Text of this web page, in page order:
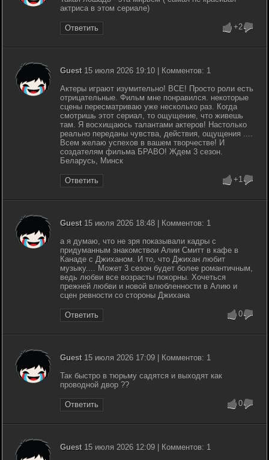
актриса в этом сериале)
Ответить +2
Guest15 июля 2026 19:10 | Комментов: 1
Актеры играют изумительно! ВСЕ! Просто роли есть
отрицательные. Фильм мне понравился. некоторые
сцены пересматриваю уже несколько раз. Когда
смотришь этот сериал, то ощущение, что живешь
там. Я восхищаюсь талантами актеров! Настолько
реально переданы чувства, действия, ощущения ....
Всем желаю успехов в вашем творчестве! И
создателям фильма БРАВО! Ждем 3 сезон.
Беларусь, Минск
Ответить +1
Guest15 июля 2026 18:48 | Комментов: 1
а я думаю, что не зря показывали кадры с
придуманным знакомствои Алии Смитт в кафе в
Канаде с Джиханом. И то, что Джихан любит
музыку.... Может 3 сезон будет более романтичным,
ведь любви все возрасты покорны. Хочеться
прежней любви и новой влюбленности в Алию и
сцен ревности со стороны Джихана
Ответить 0
Guest15 июля 2026 17:09 | Комментов: 1
Так быстро в тюрьму садятся и выходят как
проводной двор ??
Ответить 0
Guest15 июля 2026 12:09 | Комментов: 1